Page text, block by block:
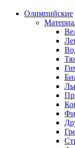
Олимпийские